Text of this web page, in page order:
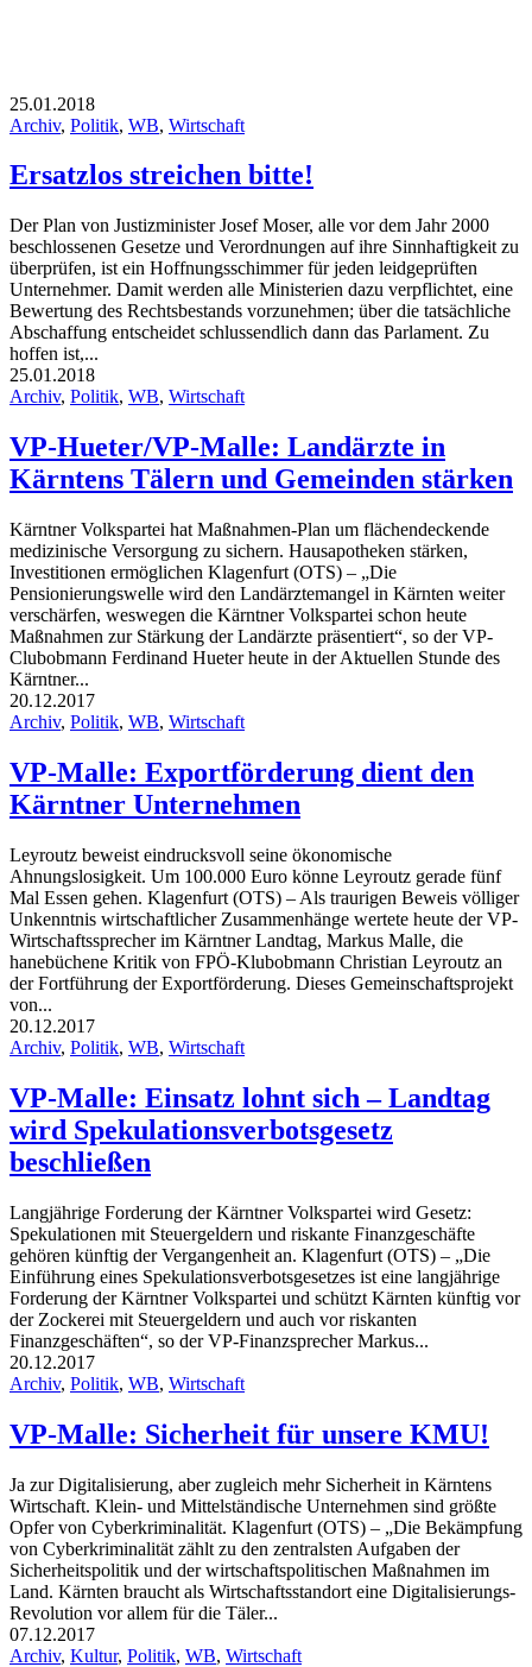
25.01.2018
Archiv, Politik, WB, Wirtschaft
Ersatzlos streichen bitte!
Der Plan von Justizminister Josef Moser, alle vor dem Jahr 2000
beschlossenen Gesetze und Verordnungen auf ihre Sinnhaftigkeit zu
überprüfen, ist ein Hoffnungsschimmer für jeden leidgeprüften
Unternehmer. Damit werden alle Ministerien dazu verpflichtet, eine
Bewertung des Rechtsbestands vorzunehmen; über die tatsächliche
Abschaffung entscheidet schlussendlich dann das Parlament. Zu
hoffen ist,...
25.01.2018
Archiv, Politik, WB, Wirtschaft
VP-Hueter/VP-Malle: Landärzte in
Kärntens Tälern und Gemeinden stärken
Kärntner Volkspartei hat Maßnahmen-Plan um flächendeckende
medizinische Versorgung zu sichern. Hausapotheken stärken,
Investitionen ermöglichen Klagenfurt (OTS) – „Die
Pensionierungswelle wird den Landärztemangel in Kärnten weiter
verschärfen, weswegen die Kärntner Volkspartei schon heute
Maßnahmen zur Stärkung der Landärzte präsentiert“, so der VP-
Clubobmann Ferdinand Hueter heute in der Aktuellen Stunde des
Kärntner...
20.12.2017
Archiv, Politik, WB, Wirtschaft
VP-Malle: Exportförderung dient den
Kärntner Unternehmen
Leyroutz beweist eindrucksvoll seine ökonomische
Ahnungslosigkeit. Um 100.000 Euro könne Leyroutz gerade fünf
Mal Essen gehen. Klagenfurt (OTS) – Als traurigen Beweis völliger
Unkenntnis wirtschaftlicher Zusammenhänge wertete heute der VP-
Wirtschaftssprecher im Kärntner Landtag, Markus Malle, die
hanebüchene Kritik von FPÖ-Klubobmann Christian Leyroutz an
der Fortführung der Exportförderung. Dieses Gemeinschaftsprojekt
von...
20.12.2017
Archiv, Politik, WB, Wirtschaft
VP-Malle: Einsatz lohnt sich – Landtag
wird Spekulationsverbotsgesetz
beschließen
Langjährige Forderung der Kärntner Volkspartei wird Gesetz:
Spekulationen mit Steuergeldern und riskante Finanzgeschäfte
gehören künftig der Vergangenheit an. Klagenfurt (OTS) – „Die
Einführung eines Spekulationsverbotsgesetzes ist eine langjährige
Forderung der Kärntner Volkspartei und schützt Kärnten künftig vor
der Zockerei mit Steuergeldern und auch vor riskanten
Finanzgeschäften“, so der VP-Finanzsprecher Markus...
20.12.2017
Archiv, Politik, WB, Wirtschaft
VP-Malle: Sicherheit für unsere KMU!
Ja zur Digitalisierung, aber zugleich mehr Sicherheit in Kärntens
Wirtschaft. Klein- und Mittelständische Unternehmen sind größte
Opfer von Cyberkriminalität. Klagenfurt (OTS) – „Die Bekämpfung
von Cyberkriminalität zählt zu den zentralsten Aufgaben der
Sicherheitspolitik und der wirtschaftspolitischen Maßnahmen im
Land. Kärnten braucht als Wirtschaftsstandort eine Digitalisierungs-
Revolution vor allem für die Täler...
07.12.2017
Archiv, Kultur, Politik, WB, Wirtschaft